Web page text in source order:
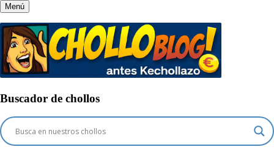
Menú
Buscador de chollos